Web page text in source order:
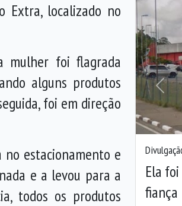
Ela
fiança
Anterior
Extra, localizado no
mulher foi flagrada
alguns produtos
foi em direção
no estacionamento e
e a levou para a
todos os produtos